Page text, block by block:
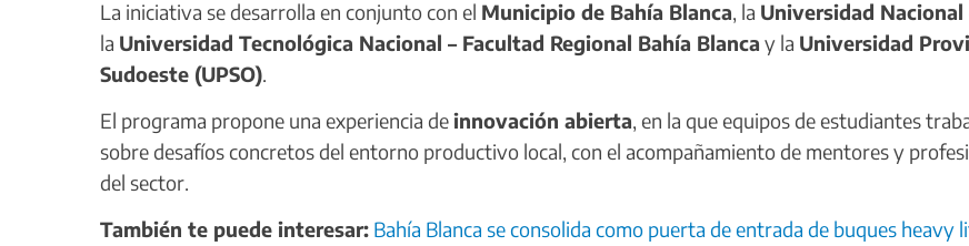
La iniciativa se desarrolla en conjunto con el Municipio de Bahía Blanca, la Universidad Nacional
la Universidad Tecnológica Nacional – Facultad Regional Bahía Blanca y la Universidad
Sudoeste (UPSO).
El programa propone una experiencia deinnovación abierta, en la que equipos de estudiantes
sobre desafíos concretos del entorno productivo local, con el acompañamiento de mentores y
del sector.
También te puede interesar: Bahía Blanca se consolida como puerta de entrada de buques heavy